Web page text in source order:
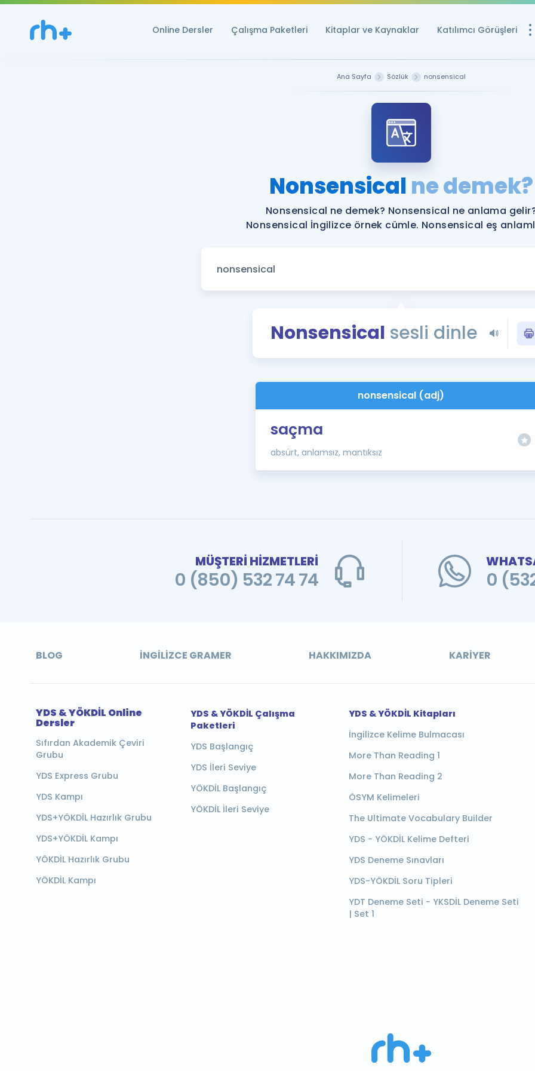
Online Dersler Çalışma Paketleri Kitaplar ve Kaynaklar Katılımcı Görüşleri
Ücretsiz
YDS ve YÖKDİL
YDS ve YÖKDİL'e
Tüm ÖSYM
Blog
YDS - YÖKDİL
İngilizce
Ana Sayfa Sözlük nonsensical
Nonsensicalne demek?
Nonsensical ne demek? Nonsensical ne anlama
Nonsensical İngilizce örnek cümle. Nonsensical eş
Nonsensical sesli dinle
nonsensical (adj)
saçma
absürt, anlamsız, mantıksız
MÜŞTERİ HİZMETLERİ
0 (850) 532 74 74 0
BLOG İNGILIZCE GRAMER HAKKIMIZDA KARIYER
YDS & YÖKDİL Online
Dersler
Sıfırdan Akademik Çeviri
Grubu
YDS Express Grubu
YDS Kampı
YDS+YÖKDİL Hazırlık Grubu
YDS+YÖKDİL Kampı
YÖKDİL Hazırlık Grubu
YÖKDİL Kampı
YDS & YÖKDİL Çalışma
Paketleri
YDS Başlangıç
YDS İleri Seviye
YÖKDİL Başlangıç
YÖKDİL İleri Seviye
YDS & YÖKDİL Kitapları
İngilizce Kelime Bulmacası
More Than Reading 1
More Than Reading 2
ÖSYM Kelimeleri
The Ultimate Vocabulary Builder
YDS - YÖKDİL Kelime Defteri
YDS Deneme Sınavları
YDS-YÖKDİL Soru Tipleri
YDT Deneme Seti - YKSDİL Deneme Seti
| Set 1